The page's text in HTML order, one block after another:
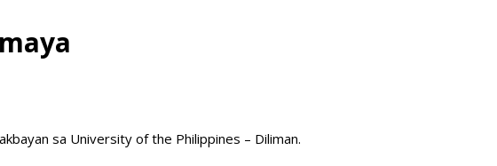
sa University of the Philippines – Diliman.